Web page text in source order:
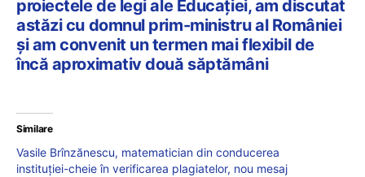
proiectele de legi ale Educației, am discutat
astăzi cu domnul prim-ministru al României
și am convenit un termen mai flexibil de
încă aproximativ două săptămâni
Similare
Vasile Brînzănescu, matematician din conducerea
instituției-cheie în verificarea plagiatelor, nou mesaj